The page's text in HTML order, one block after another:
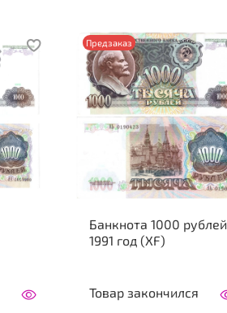
Предзаказ
Банкнота 1000 рублей
1991 год (XF)
Товар закончился